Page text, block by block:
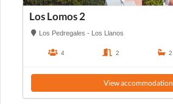
Los Lomos 2
Los Pedregales - Los Llanos
4 2 2
View accommodation